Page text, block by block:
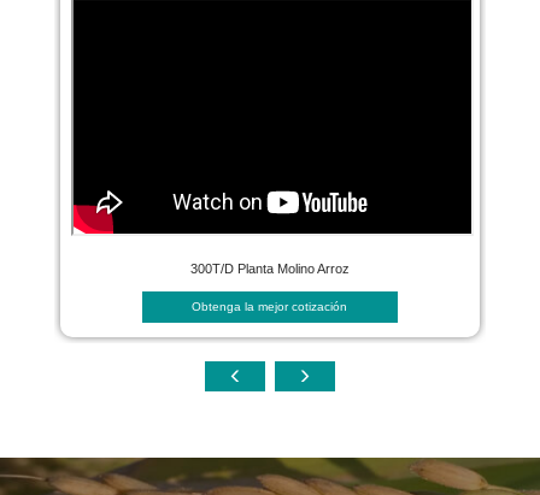
300T/D Planta Molino Arroz
Obtenga la mejor cotización